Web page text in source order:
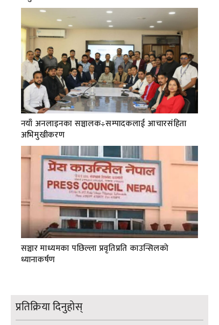
नयाँ अनलाइनका सञ्चालक÷सम्पादकलाई आचारसंहिता
अभिमुखीकरण
सञ्चार माध्यमका पछिल्ला प्रवृतिप्रति काउन्सिलको
ध्यानाकर्षण
प्रतिक्रिया दिनुहोस्